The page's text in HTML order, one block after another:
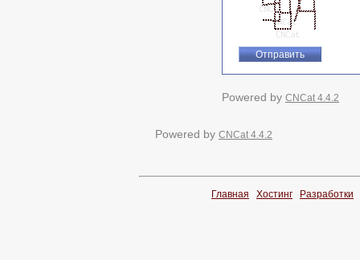
Powered by CNCat 4.4.2
Powered by CNCat 4.4.2
Главная Хостинг Разработки